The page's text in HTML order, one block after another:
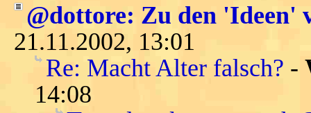
@dottore: Zu den 'Ideen'
21.11.2002, 13:01
Re: Macht Alter falsch? -
14:08